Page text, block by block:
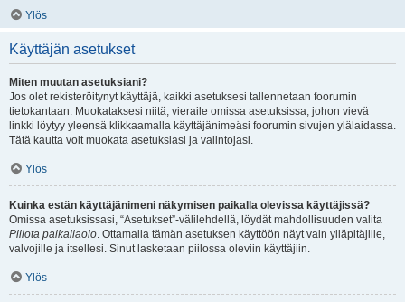
Ylös
Käyttäjän asetukset
Miten muutan asetuksiani?
Jos olet rekisteröitynyt käyttäjä, kaikki asetuksesi tallennetaan foorumin
tietokantaan. Muokataksesi niitä, vieraile omissa asetuksissa, johon vievä
linkki löytyy yleensä klikkaamalla käyttäjänimeäsi foorumin sivujen ylälaidassa.
Tätä kautta voit muokata asetuksiasi ja valintojasi.
Ylös
Kuinka estän käyttäjänimeni näkymisen paikalla olevissa käyttäjissä?
Omissa asetuksissasi, “Asetukset”-välilehdellä, löydät mahdollisuuden valita
Piilota paikallaolo. Ottamalla tämän asetuksen käyttöön näyt vain ylläpitäjille,
valvojille ja itsellesi. Sinut lasketaan piilossa oleviin käyttäjiin.
Ylös